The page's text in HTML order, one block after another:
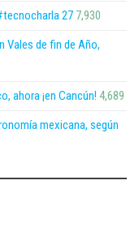
27 7,930
Vales de fin de Año,
ahora ¡en Cancún! 4,689
mexicana, según